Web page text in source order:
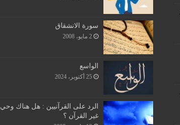
سورة الانشقاق
2 مايو، 2008
الواسع
25 أكتوبر، 2024
الرد على القرآنيين : هل هناك وحي
غير القرآن ؟